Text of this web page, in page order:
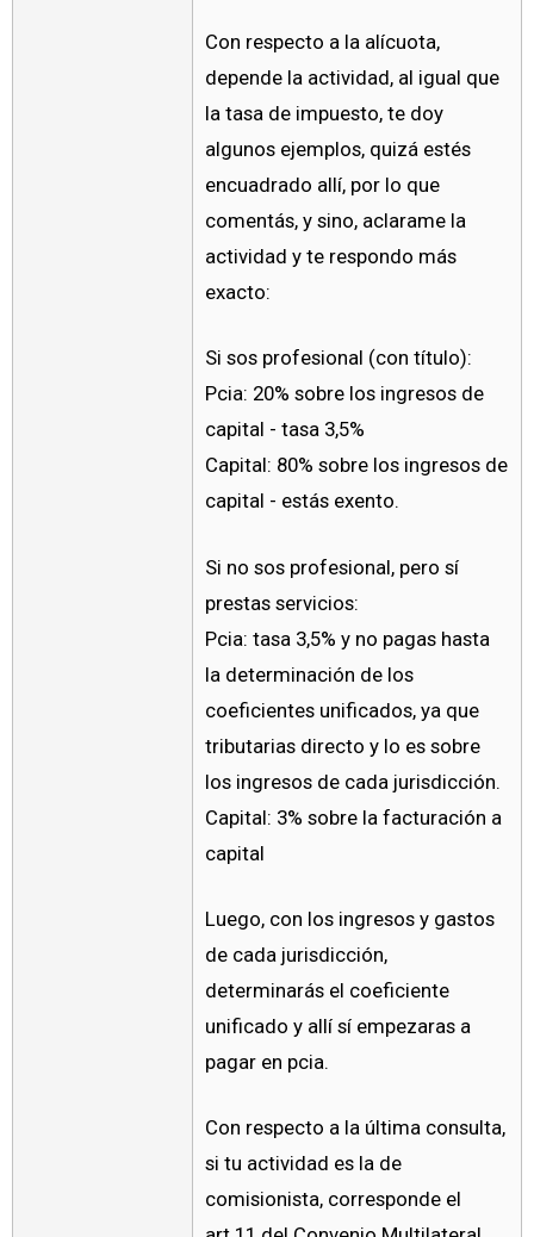
Con respecto a la alícuota,
depende la actividad, al igual que
la tasa de impuesto, te doy
algunos ejemplos, quizá estés
encuadrado allí, por lo que
comentás, y sino, aclarame la
actividad y te respondo más
exacto:
Si sos profesional (con título):
Pcia: 20% sobre los ingresos de
capital - tasa 3,5%
Capital: 80% sobre los ingresos de
capital - estás exento.
Si no sos profesional, pero sí
prestas servicios:
Pcia: tasa 3,5% y no pagas hasta
la determinación de los
coeficientes unificados, ya que
tributarias directo y lo es sobre
los ingresos de cada jurisdicción.
Capital: 3% sobre la facturación a
capital
Luego, con los ingresos y gastos
de cada jurisdicción,
determinarás el coeficiente
unificado y allí sí empezaras a
pagar en pcia.
Con respecto a la última consulta,
si tu actividad es la de
comisionista, corresponde el